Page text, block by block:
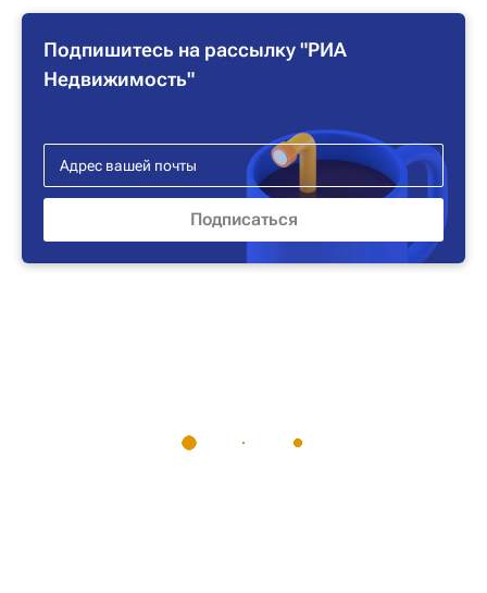
Подпишитесь на рассылку "РИА
Недвижимость"